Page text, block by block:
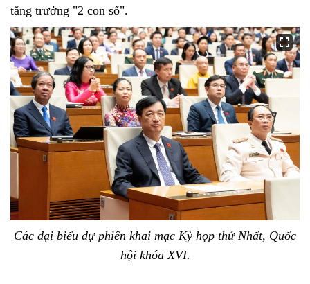
tăng trưởng "2 con số".
Các đại biểu dự phiên khai mạc Kỳ họp thứ Nhất, Quốc
hội khóa XVI.